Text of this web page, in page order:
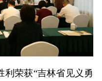
利荣获“吉林省见义勇